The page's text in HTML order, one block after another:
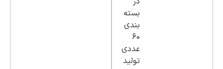
بسته
بندی
60
عددی
تولید